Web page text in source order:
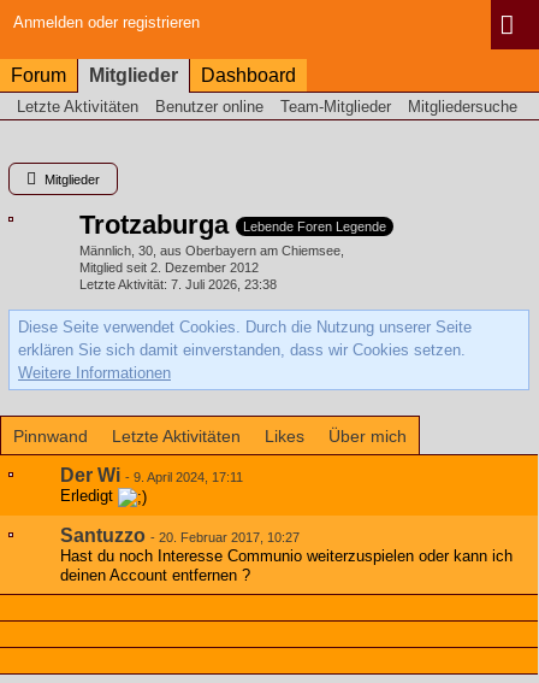
Anmelden oder registrieren
Forum Mitglieder Dashboard
Letzte Aktivitäten Benutzer online Team-Mitglieder Mitgliedersuche
Mitglieder
Trotzaburga
Lebende Foren Legende
Männlich 30 aus Oberbayern am Chiemsee
Mitglied seit 2. Dezember 2012
Letzte Aktivität 7. Juli 2026, 23:38
Diese Seite verwendet Cookies. Durch die Nutzung unserer Seite
erklären Sie sich damit einverstanden, dass wir Cookies setzen.
Weitere Informationen
Pinnwand Letzte Aktivitäten Likes Über mich
Der Wi - 9. April 2024, 17:11
Erledigt
Santuzzo - 20. Februar 2017, 10:27
Hast du noch Interesse Communio weiterzuspielen oder kann ich
deinen Account entfernen ?